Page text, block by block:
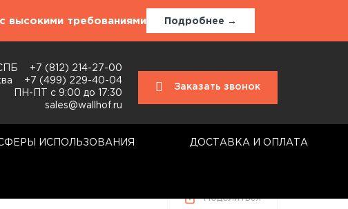
высокими требованиями Подробнее →
+7 (812) 214-27-00
+7 (499) 229-40-04
ПН-ПТ с 9:00 до 17:30
sales@wallhof.ru
Заказать звонок
ИСПОЛЬЗОВАНИЯ ДОСТАВКА И ОПЛАТА
Поделиться